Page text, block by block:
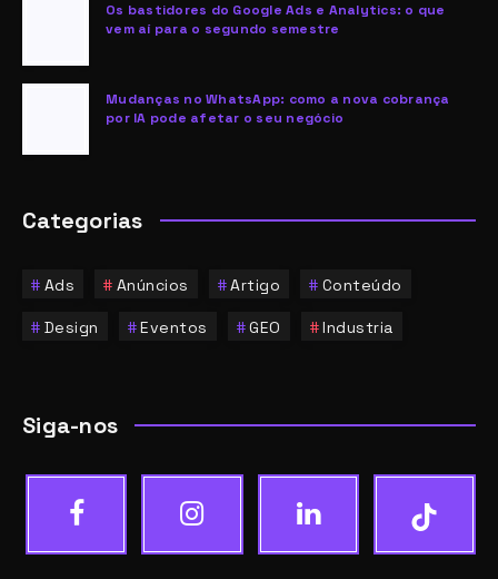
Os bastidores do Google Ads e Analytics: o que
vem aí para o segundo semestre
Mudanças no WhatsApp: como a nova cobrança
por IA pode afetar o seu negócio
Categorias
Ads Anúncios Artigo Conteúdo
Design Eventos GEO Industria
Siga-nos